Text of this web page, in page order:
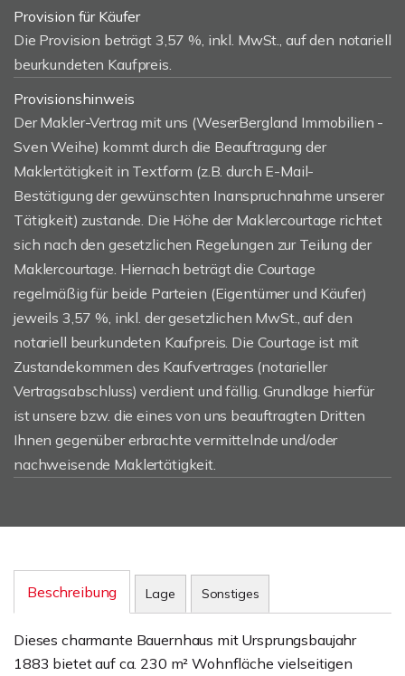
Provision für Käufer
Die Provision beträgt 3,57 %, inkl. MwSt., auf den notariell
beurkundeten Kaufpreis.
Provisionshinweis
Der Makler-Vertrag mit uns (WeserBergland Immobilien -
Sven Weihe) kommt durch die Beauftragung der
Maklertätigkeit in Textform (z.B. durch E-Mail-
Bestätigung der gewünschten Inanspruchnahme unserer
Tätigkeit) zustande. Die Höhe der Maklercourtage richtet
sich nach den gesetzlichen Regelungen zur Teilung der
Maklercourtage. Hiernach beträgt die Courtage
regelmäßig für beide Parteien (Eigentümer und Käufer)
jeweils 3,57 %, inkl. der gesetzlichen MwSt., auf den
notariell beurkundeten Kaufpreis. Die Courtage ist mit
Zustandekommen des Kaufvertrages (notarieller
Vertragsabschluss) verdient und fällig. Grundlage hierfür
ist unsere bzw. die eines von uns beauftragten Dritten
Ihnen gegenüber erbrachte vermittelnde und/oder
nachweisende Maklertätigkeit.
Beschreibung Lage Sonstiges
Dieses charmante Bauernhaus mit Ursprungsbaujahr
1883 bietet auf ca. 230 m² Wohnfläche vielseitigen